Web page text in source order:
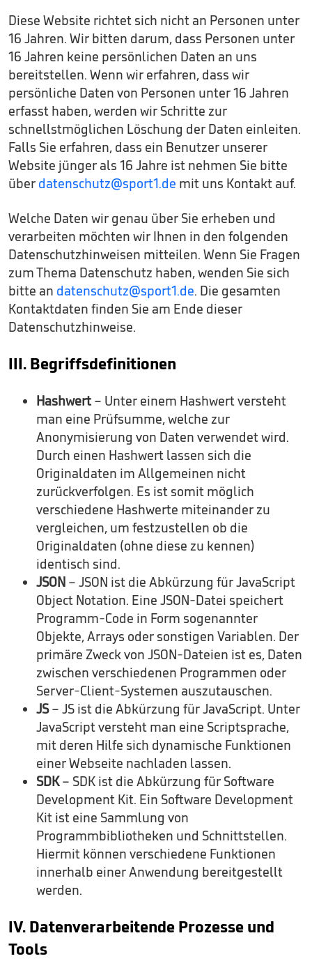
Diese Website richtet sich nicht an Personen unter
16 Jahren. Wir bitten darum, dass Personen unter
16 Jahren keine persönlichen Daten an uns
bereitstellen. Wenn wir erfahren, dass wir
persönliche Daten von Personen unter 16 Jahren
erfasst haben, werden wir Schritte zur
schnellstmöglichen Löschung der Daten einleiten.
Falls Sie erfahren, dass ein Benutzer unserer
Website jünger als 16 Jahre ist nehmen Sie bitte
über datenschutz@sport1.de mit uns Kontakt auf.
Welche Daten wir genau über Sie erheben und
verarbeiten möchten wir Ihnen in den folgenden
Datenschutzhinweisen mitteilen. Wenn Sie Fragen
zum Thema Datenschutz haben, wenden Sie sich
bitte an datenschutz@sport1.de. Die gesamten
Kontaktdaten finden Sie am Ende dieser
Datenschutzhinweise.
III. Begriffsdefinitionen
Hashwert– Unter einem Hashwert versteht
man eine Prüfsumme, welche zur
Anonymisierung von Daten verwendet wird.
Durch einen Hashwert lassen sich die
Originaldaten im Allgemeinen nicht
zurückverfolgen. Es ist somit möglich
verschiedene Hashwerte miteinander zu
vergleichen, um festzustellen ob die
Originaldaten (ohne diese zu kennen)
identisch sind.
JSON – JSON ist die Abkürzung für JavaScript
Object Notation. Eine JSON-Datei speichert
Programm-Code in Form sogenannter
Objekte, Arrays oder sonstigen Variablen. Der
primäre Zweck von JSON-Dateien ist es, Daten
zwischen verschiedenen Programmen oder
Server-Client-Systemen auszutauschen.
JS– JS ist die Abkürzung für JavaScript. Unter
JavaScript versteht man eine Scriptsprache,
mit deren Hilfe sich dynamische Funktionen
einer Webseite nachladen lassen.
SDK– SDK ist die Abkürzung für Software
Development Kit. Ein Software Development
Kit ist eine Sammlung von
Programmbibliotheken und Schnittstellen.
Hiermit können verschiedene Funktionen
innerhalb einer Anwendung bereitgestellt
werden.
IV. Datenverarbeitende Prozesse und
Tools